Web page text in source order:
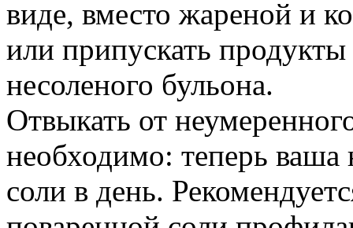
виде, вместо жареной и
или припускать
несоленого бульона.
Отвыкать от
необходимо: теперь
соли в день.